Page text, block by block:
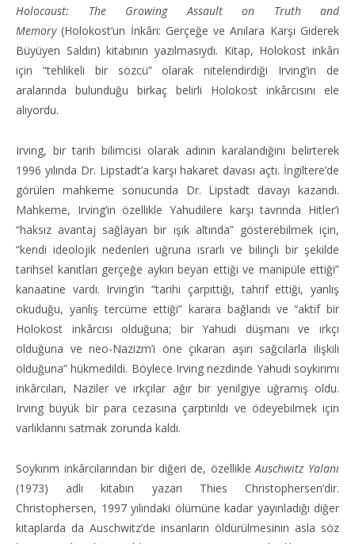
Holocaust: The Growing Assault on Truth and
Memory(Holokost’un İnkârı: Gerçeğe ve Anılara Karşı Giderek
Büyüyen Saldırı) kitabının yazılmasıydı. Kitap, Holokost inkârı
için “tehlikeli bir sözcü” olarak nitelendirdiği Irving’in de
aralarında bulunduğu birkaç belirli Holokost inkârcısını ele
alıyordu.
Irving, bir tarih bilimcisi olarak adının karalandığını belirterek
1996 yılında Dr. Lipstadt’a karşı hakaret davası açtı. İngiltere’de
görülen mahkeme sonucunda Dr. Lipstadt davayı kazandı.
Mahkeme, Irving’in özellikle Yahudilere karşı tavrında Hitler’i
“haksız avantaj sağlayan bir ışık altında” gösterebilmek için,
“kendi ideolojik nedenleri uğruna ısrarlı ve bilinçli bir şekilde
tarihsel kanıtları gerçeğe aykırı beyan ettiği ve manipüle ettiği”
kanaatine vardı. Irving’in “tarihi çarpıttığı, tahrif ettiği, yanlış
okuduğu, yanlış tercüme ettiği” karara bağlandı ve “aktif bir
Holokost inkârcısı olduğuna; bir Yahudi düşmanı ve ırkçı
olduğuna ve neo-Nazizm’i öne çıkaran aşırı sağcılarla ilişkili
olduğuna” hükmedildi. Böylece Irving nezdinde Yahudi soykırımı
inkârcıları, Naziler ve ırkçılar ağır bir yenilgiye uğramış oldu.
Irving büyük bir para cezasına çarptırıldı ve ödeyebilmek için
varlıklarını satmak zorunda kaldı.
Soykırım inkârcılarından bir diğeri de, özellikleAuschwitz Yalanı
(1973) adlı kitabın yazarı Thies Christophersen’dir.
Christophersen, 1997 yılındaki ölümüne kadar yayınladığı diğer
kitaplarda da Auschwitz’de insanların öldürülmesinin asla söz